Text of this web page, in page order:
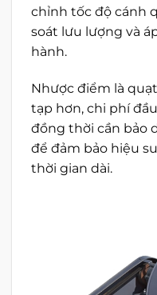
chỉnh tốc độ cánh
soát lưu lượng và
hành.
Nhược điểm là
tạp hơn, chi phí
đồng thời cần bảo
để đảm bảo hiệu
thời gian dài.